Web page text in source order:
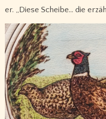
er. „Diese Scheibe… die